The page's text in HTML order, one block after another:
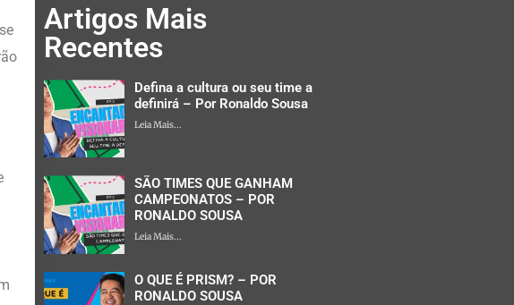
Artigos Mais
Recentes
Defina a cultura ou seu time a
definirá – Por Ronaldo Sousa
Leia Mais...
SÃO TIMES QUE GANHAM
CAMPEONATOS – POR
RONALDO SOUSA
Leia Mais...
O QUE É PRISM? – POR
RONALDO SOUSA